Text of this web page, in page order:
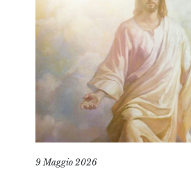
9 Maggio 2026